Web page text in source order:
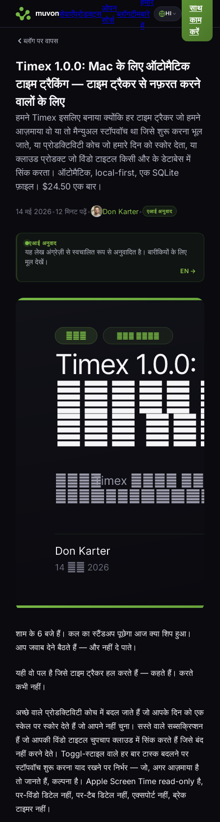
सेवाएँप्रोडक्ट्स
ओपन
सोर्स
ब्लॉगटीमबारे
में
HI
साथ
काम
करें
ब्लॉग पर वापस
Timex 1.0.0: Mac के लिए ऑटोमैटिक
टाइम ट्रैकिंग — टाइम ट्रैकर से नफ़रत करने
वालों के लिए
हमने Timex इसलिए बनाया क्योंकि हर टाइम ट्रैकर जो हमने
आज़माया वो या तो मैन्युअल स्टॉपवॉच था जिसे शुरू करना भूल
जाते, या प्रोडक्टिविटी कोच जो हमारे दिन को स्कोर देता, या
क्लाउड प्रोडक्ट जो विंडो टाइटल किसी और के डेटाबेस में
सिंक करता। ऑटोमैटिक, local-first, एक SQLite
फ़ाइल। $24.50 एक बार।
14 मई 2026•12 मिनट पढ़ें• Don Karter• एआई अनुवाद
एआई अनुवाद
यह लेख अंग्रेज़ी से स्वचालित रूप से अनुवादित है। बारीकियों के लिए
मूल देखें।
EN →
शाम के 6 बजे हैं। कल का स्टैंडअप पूछेगा आज क्या शिप हुआ।
आप जवाब देने बैठते हैं — और नहीं दे पाते।
यही वो पल है जिसे टाइम ट्रैकर हल करते हैं — कहते हैं। करते
कभी नहीं।
अच्छे वाले प्रोडक्टिविटी कोच में बदल जाते हैं जो आपके दिन को एक
स्केल पर स्कोर देते हैं जो आपने नहीं चुना। सस्ते वाले सब्सक्रिप्शन
हैं जो आपकी विंडो टाइटल चुपचाप क्लाउड में सिंक करते हैं जिसे बंद
नहीं करने देते। Toggl-स्टाइल वाले हर बार टास्क बदलने पर
स्टॉपवॉच शुरू करना याद रखने पर निर्भर — जो, अगर आज़माया है
तो जानते हैं, कल्पना है। Apple Screen Time read-only है,
पर-विंडो डिटेल नहीं, पर-टैब डिटेल नहीं, एक्सपोर्ट नहीं, ब्रेक
टाइमर नहीं।